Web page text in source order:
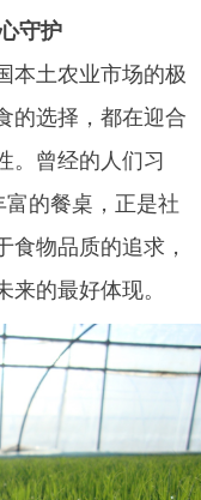
守护
本土农业市场的极
的选择，都在迎合
。曾经的人们习
富的餐桌，正是社
食物品质的追求，
的最好体现。